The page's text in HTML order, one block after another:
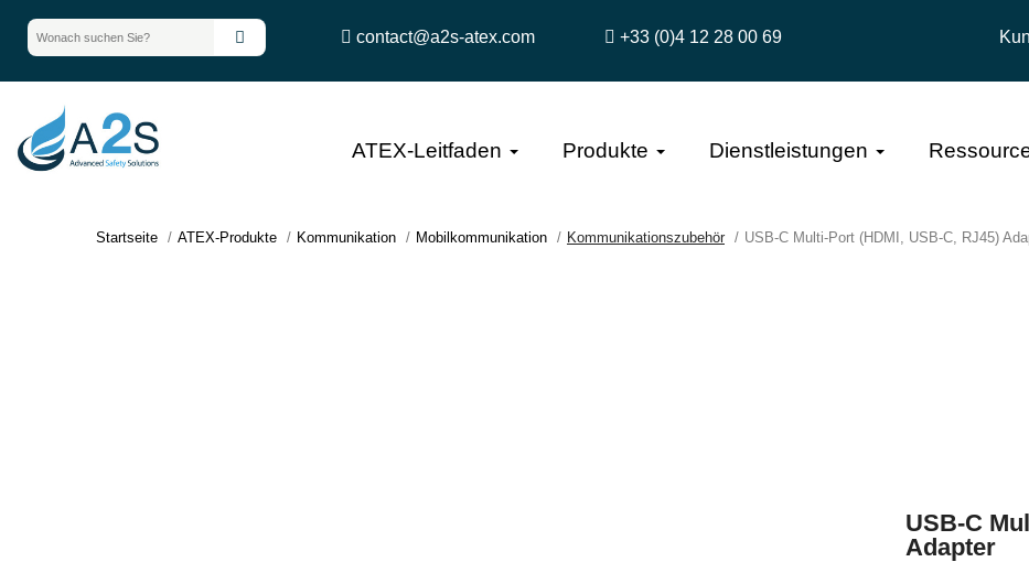
contact@a2s-atex.com +33 (0)4 12 28 00 69
ATEX-Leitfaden Produkte Dienstleistungen
Startseite ATEX-Produkte Kommunikation Mobilkommunikation Kommunikationszubehör USB-C Multi-Port (HDMI, USB-C, RJ45)
USB-C
Adapter